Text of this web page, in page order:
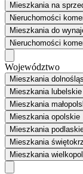
Mieszkaniana
Nieruchomości
Mieszkaniado
Nieruchomości
Województwo
Mieszkania
Mieszkania lubelskie
Mieszkania
Mieszkania opolskie
Mieszkania
Mieszkania
Mieszkania